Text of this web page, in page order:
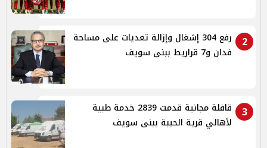
2
رفع 304 إشغال وإزالة تعديات على مساحة
فدان و7 قراريط ببنى سويف
3
قافلة مجانية قدمت 2839 خدمة طبية
لأهالي قرية الحيبة ببنى سويف